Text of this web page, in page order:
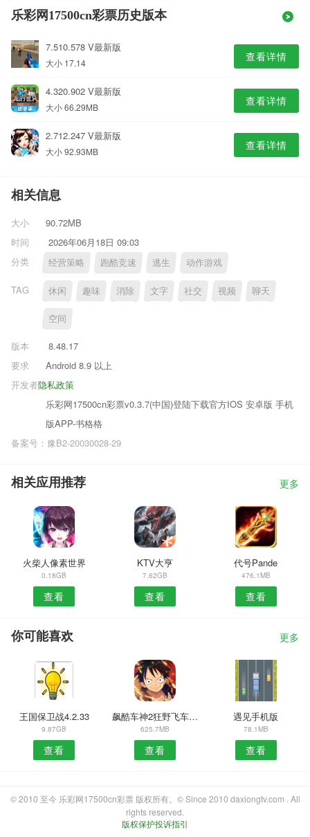
乐彩网17500cn彩票历史版本
7.510.578 V最新版
大小 17.14 查看详情
4.320.902 V最新版
大小 66.29MB 查看详情
2.712.247 V最新版
大小 92.93MB 查看详情
相关信息
大小
90.72MB
时间
2026年06月18日 09:03
分类
经营策略 跑酷竞速 逃生 动作游戏
TAG 休闲 趣味 消除 文字 社交 视频 聊天
空间
版本
8.48.17
要求
Android 8.9 以上
隐私政策
开发者
乐彩网17500cn彩票v0.3.7(中国)登陆下载官方IOS 安卓版 手机
版APP-书格格
备案号：豫B2-20030028-29
相关应用推荐 更多
火柴人像素世界
0.18GB
查看
KTV大亨
7.62GB
查看
代号Pande
476.1MB
查看
你可能喜欢 更多
王国保卫战4.2.33
9.87GB
查看
飙酷车神2狂野飞车赛车
625.7MB
查看
遇见手机版
78.1MB
查看
© 2010 至今 乐彩网17500cn彩票 版权所有。© Since 2010 daxiongtv.com . All
rights reserved.
版权保护投诉指引